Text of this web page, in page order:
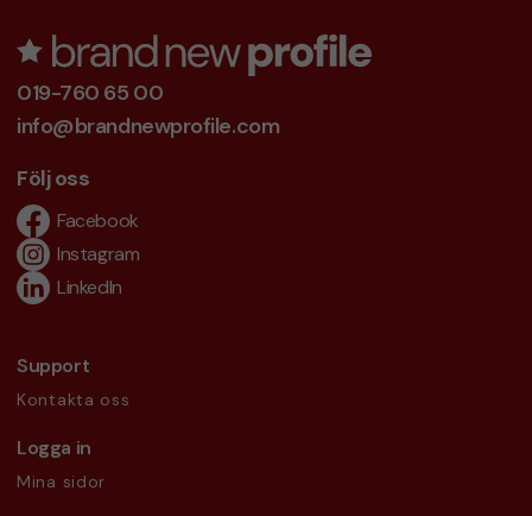
019-760 65 00
info@brandnewprofile.com
Följ oss
Facebook
Instagram
LinkedIn
Support
Kontakta oss
Logga in
Mina sidor